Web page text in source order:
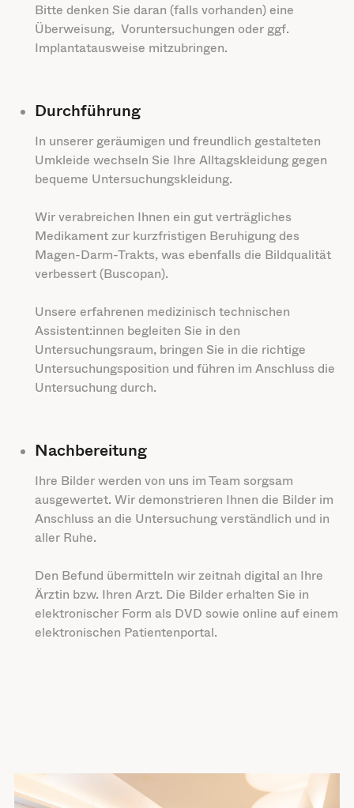
Bitte denken Sie daran (falls vorhanden) eine
Überweisung, Voruntersuchungen oder ggf.
Implantatausweise mitzubringen.
Durchführung
In unserer geräumigen und freundlich gestalteten
Umkleide wechseln Sie Ihre Alltagskleidung gegen
bequeme Untersuchungskleidung.
Wir verabreichen Ihnen ein gut verträgliches
Medikament zur kurzfristigen Beruhigung des
Magen-Darm-Trakts, was ebenfalls die Bildqualität
verbessert (Buscopan).
Unsere erfahrenen medizinisch technischen
Assistent:innen begleiten Sie in den
Untersuchungsraum, bringen Sie in die richtige
Untersuchungsposition und führen im Anschluss die
Untersuchung durch.
Nachbereitung
Ihre Bilder werden von uns im Team sorgsam
ausgewertet. Wir demonstrieren Ihnen die Bilder im
Anschluss an die Untersuchung verständlich und in
aller Ruhe.
Den Befund übermitteln wir zeitnah digital an Ihre
Ärztin bzw. Ihren Arzt. Die Bilder erhalten Sie in
elektronischer Form als DVD sowie online auf einem
elektronischen Patientenportal.